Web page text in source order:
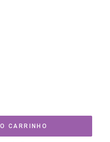
CARRINHO